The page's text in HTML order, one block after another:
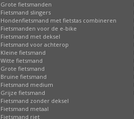
Grote fietsmanden
Fietsmand slingers
Hondenfietsmand met fietstas combineren
Fietsmanden voor de e-bike
Fietsmand met deksel
Fietsmand voor achterop
Kleine fietsmand
Witte fietsmand
Grote fietsmand
Bruine fietsmand
Fietsmand medium
Grijze fietsmand
Fietsmand zonder deksel
Fietsmand metaal
Fietsmand riet